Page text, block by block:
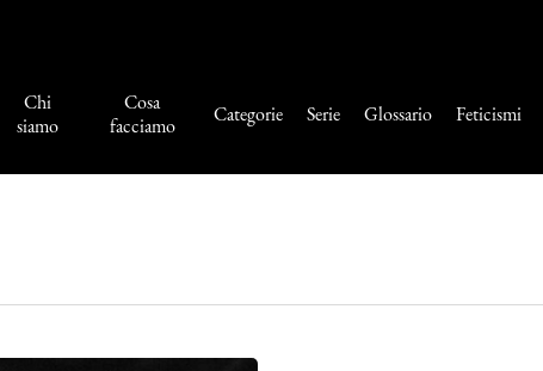
Chi
siamo
Cosa
facciamo
Categorie Serie Glossario Feticismi